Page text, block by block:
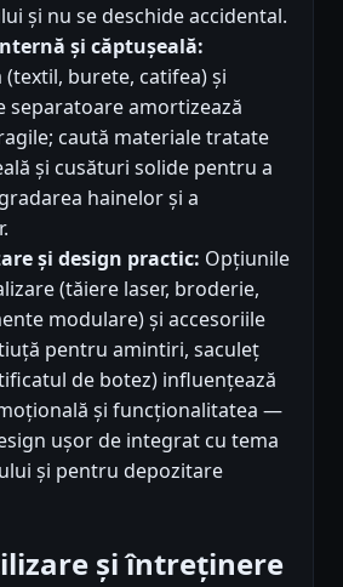
și nu se deschide accidental.
și căptușeală:
(textil, burete, catifea) și
separatoare amortizează
caută materiale tratate
și cusături solide pentru a
hainelor și a
și design practic: Opțiunile
(tăiere laser, broderie,
modulare) și accesoriile
pentru amintiri, saculeț
de botez) influențează
și funcționalitatea —
ușor de integrat cu tema
și pentru depozitare
și întreținere